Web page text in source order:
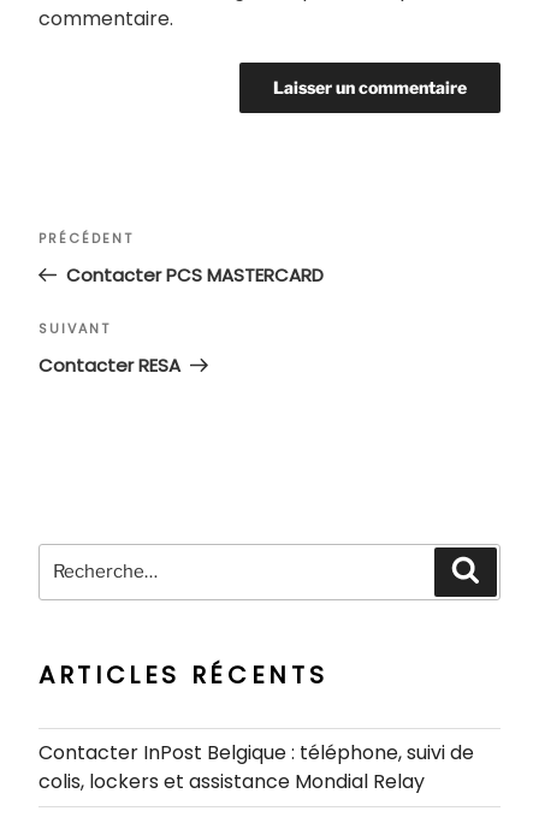
commentaire.
Navigation
l’article
Article
précédent
PRÉCÉDENT
Contacter PCS MASTERCARD
Article
suivant
SUIVANT
Contacter RESA
Recherche
pour
ARTICLES RÉCENTS
Contacter InPost Belgique : téléphone, suivi de
colis, lockers et assistance Mondial Relay